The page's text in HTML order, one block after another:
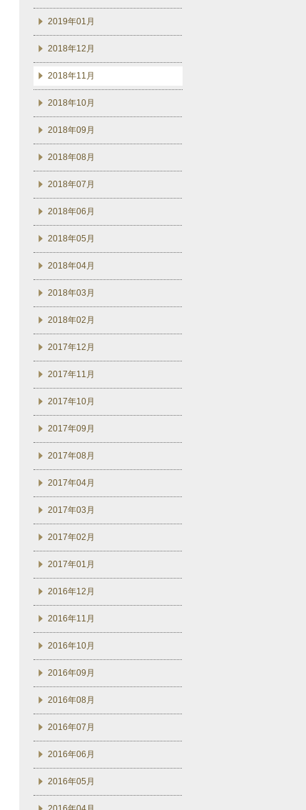
2019年01月
2018年12月
2018年11月
2018年10月
2018年09月
2018年08月
2018年07月
2018年06月
2018年05月
2018年04月
2018年03月
2018年02月
2017年12月
2017年11月
2017年10月
2017年09月
2017年08月
2017年04月
2017年03月
2017年02月
2017年01月
2016年12月
2016年11月
2016年10月
2016年09月
2016年08月
2016年07月
2016年06月
2016年05月